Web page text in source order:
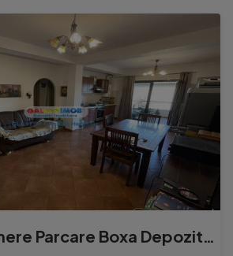
Et 1 Ap 3 Camere Parcare Boxa Depozitare Golden Rose